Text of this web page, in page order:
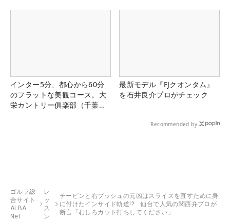
インター5分、都心から60分
のフラットな美観コース。大
栄カントリー俱楽部（千葉
最新モデル『FJクオンタム』
を石井良介プロがチェック
Recommended by
ゴルフ総
合サイト
ALBA
Net
レ
ッ
ス
ン
チーピンと右プッシュの元凶はスライスを直すために身
に付けたインサイド軌道!? 仙台で人気の関西弁プロが
断言「むしろカット打ちしてください」